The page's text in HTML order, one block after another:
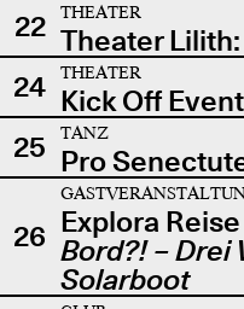
22
THEATER
Theater Lilith:
24
THEATER
Kick Off
25
TANZ
Pro
26 Explora
Bord?! – Drei
Solarboot